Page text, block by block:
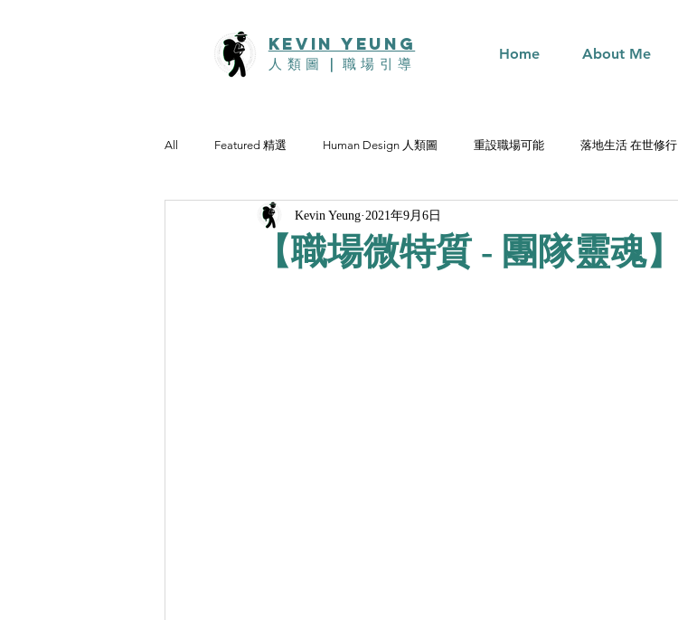
Home About Me
KEVIn YEUNG
人類圖 職場引導
All Featured 精選 Human Design 人類圖 重設職場可能 落地生活 在世修行
【職場微特質 - 團隊靈魂】
Kevin Yeung 2021年9月6日